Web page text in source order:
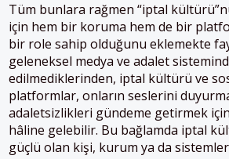
Tüm bunlara rağmen “iptal
için hem bir koruma hem de bir
bir role sahip olduğunu eklemekte
geleneksel medya ve adalet
edilmediklerinden, iptal kültürü ve
platformlar, onların seslerini
adaletsizlikleri gündeme getirmek
hâline gelebilir. Bu bağlamda iptal
güçlü olan kişi, kurum ya da sistemler